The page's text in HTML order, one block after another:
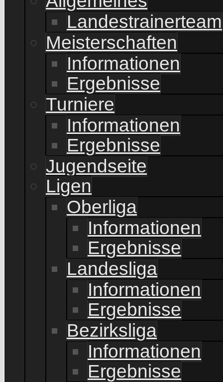
Landestrainerteam
Meisterschaften
Informationen
Ergebnisse
Turniere
Informationen
Ergebnisse
Jugendseite
Ligen
Oberliga
Informationen
Ergebnisse
Landesliga
Informationen
Ergebnisse
Bezirksliga
Informationen
Ergebnisse